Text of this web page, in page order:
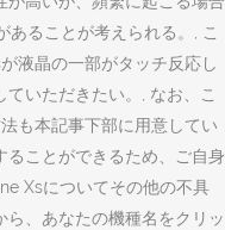
ることが考えられる。, こ
液晶の一部がタッチ反応し
いただきたい。, なお、こ
も本記事下部に用意してい
ることができるため、ご自身
Xsについてその他の不具
、あなたの機種名をクリッ